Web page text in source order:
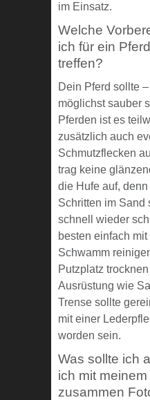
im Einsatz.
Welche
ich für ein
treffen?
Dein Pferd sollte
möglichst sauber
Pferden ist es
zusätzlich auch
Schmutzflecken
trag keine
die Hufe auf,
Schritten im Sand
schnell wieder
besten einfach mit
Schwamm
Putzplatz
Ausrüstung wie
Trense sollte
mit einer
worden sein.
Was sollte ich
ich mit meinem
zusammen